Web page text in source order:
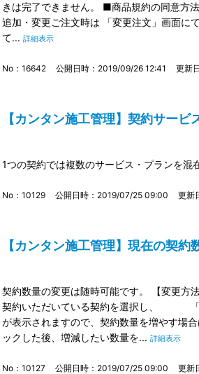
きは完了できません。 ■商品規約の同意方
追加・変更ご注文時は 「変更注文」画面
て... 詳細表示
No：16642 公開日時：2019/09/26 12:41 更新
【カンタン施工管理】契約サー
1つの契約では複数のサービス・プランを混
No：10129 公開日時：2019/07/25 09:00 更新
【カンタン施工管理】現在の契
契約数量の変更は随時可能です。 【変
契約いただいている契約を選択し、 「
が表示されますので、契約数量を増やす
ックした後、増減したい数量を... 詳細表示
No：10127 公開日時：2019/07/25 09:00 更新